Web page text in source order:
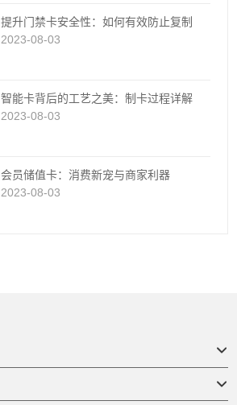
提升门禁卡安全性：如何有效防止复制
2023-08-03
智能卡背后的工艺之美：制卡过程详解
2023-08-03
会员储值卡：消费新宠与商家利器
2023-08-03

